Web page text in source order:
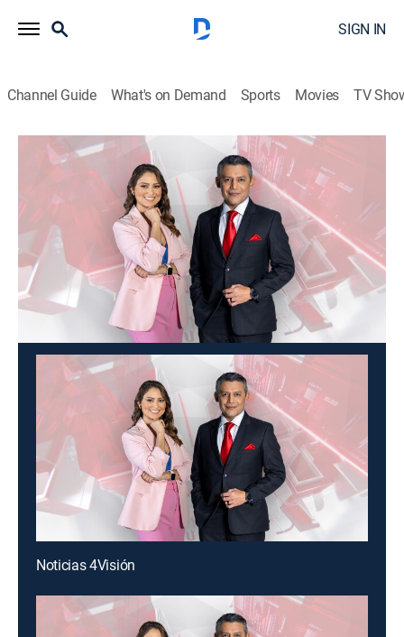
SIGN IN
Channel Guide What's on Demand Sports Movies TV
Noticias 4Visión
Noticias 4Visión
News
Los sucesos y hechos más impresionantes, reportajes
conmovedores y los casos que otros no se animan a
contar.
This content is currently unavailable with a DIRECTV
Package or Genre Pack.
Noticias 4Visión